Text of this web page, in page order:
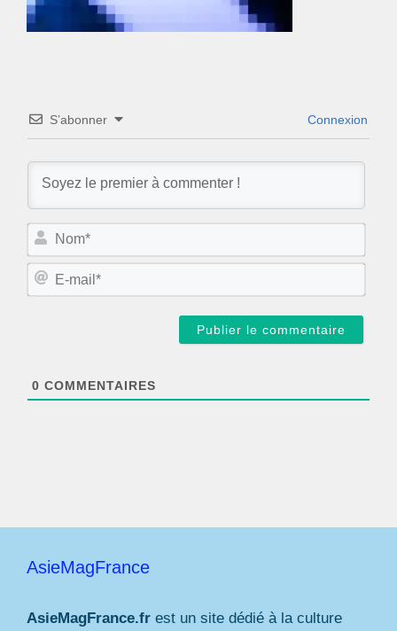
S’abonner Connexion
N
m
E
0 COMMENTAIRES
AsieMagFrance
AsieMagFrance.fr est un site dédié à la culture